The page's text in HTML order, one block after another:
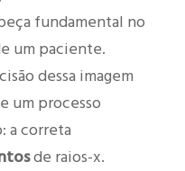
fundamental no
um paciente.
dessa imagem
um processo
a correta
de raios-x.